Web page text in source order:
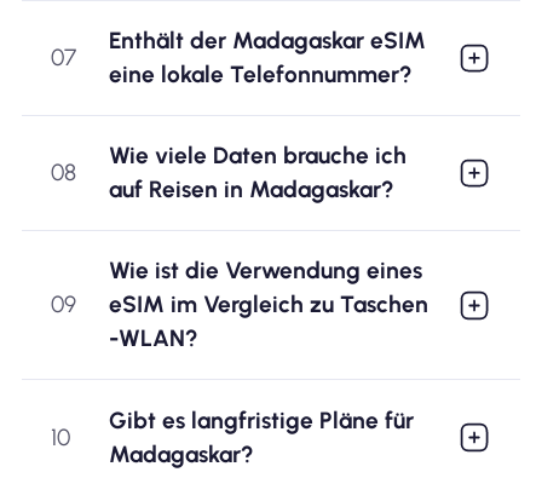
07
Enthält der Madagaskar eSIM
eine lokale Telefonnummer?
08
Wie viele Daten brauche ich
auf Reisen in Madagaskar?
09
Wie ist die Verwendung eines
eSIM im Vergleich zu Taschen
-WLAN?
10
Gibt es langfristige Pläne für
Madagaskar?